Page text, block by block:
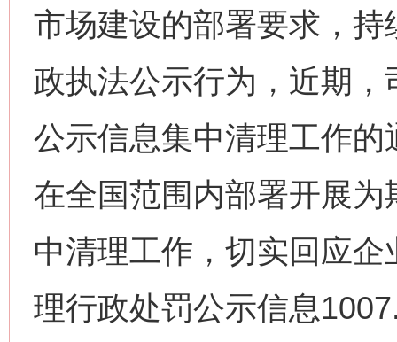
市场建设的部署要求，
政执法公示行为，近期
公示信息集中清理工作
在全国范围内部署开展
中清理工作，切实回应
理行政处罚公示信息